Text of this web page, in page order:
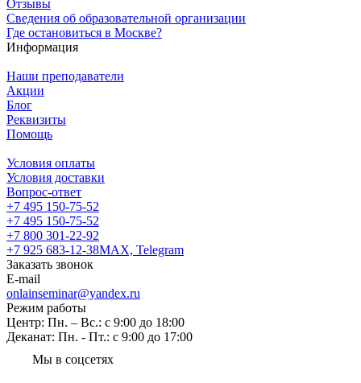
Отзывы
Сведения об образовательной организации
Где остановиться в Москве?
Информация
Наши преподаватели
Акции
Блог
Реквизиты
Помощь
Условия оплаты
Условия доставки
Вопрос-ответ
+7 495 150-75-52
+7 495 150-75-52
+7 800 301-22-92
+7 925 683-12-38MAX, Telegram
Заказать звонок
E-mail
onlainseminar@yandex.ru
Режим работы
Центр: Пн. – Вс.: с 9:00 до 18:00
Деканат: Пн. - Пт.: с 9:00 до 17:00
Мы в соцсетях